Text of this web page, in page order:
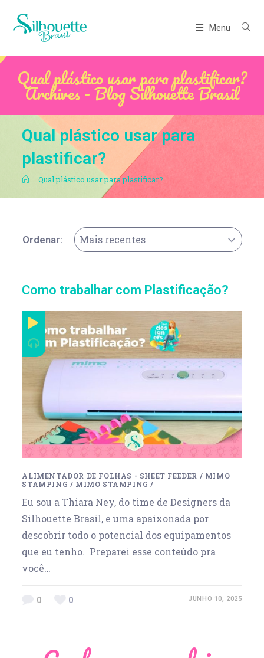
Menu
Qual plástico usar para plastificar?
Archives - Blog Silhouette Brasil
Qual plástico usar para
plastificar?
. Qual plástico usar para plastificar?
Ordenar: Mais recentes
Como trabalhar com Plastificação?
ALIMENTADOR DE FOLHAS - SHEET FEEDER / MIMO
STAMPING / MIMO STAMPING /
Eu sou a Thiara Ney, do time de Designers da
Silhouette Brasil, e uma apaixonada por
descobrir todo o potencial dos equipamentos
que eu tenho. Preparei esse conteúdo pra
você…
0 0 JUNHO 10, 2025